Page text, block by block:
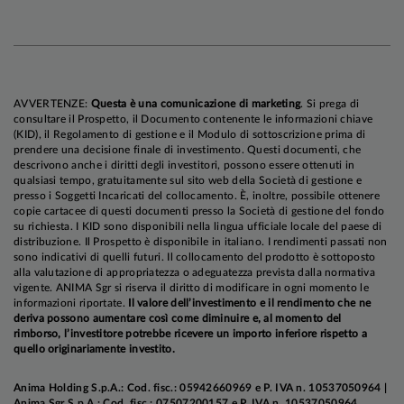
contrappone infatti il consolidamento del
mentre l'instabilità geopolitica in Medio Oriente
presenta rischi su entrambi i lati del mandato.
Successivamente, restiamo convinti che la Fed
taglierà i tassi tre volte entro fine anno, con rischi
orientati verso un allentamento più limitato,
poiché a nostro avviso i progressi sul fronte della
disinflazione saranno più importanti di quanto
atteso dalla maggioranza degli esponenti del
Consiglio. Con riferimento alla BCE, riteniamo
che l'Istituto di Francoforte lascerà i tassi
invariati nella riunione di aprile e confermiamo
l'aspettativa di un taglio a cavallo tra il quarto
riteniamo infatti che i rischi al ribasso per la
AVVERTENZE: Questa è una comunicazione di marketing. Si prega di
consultare il Prospetto, il Documento contenente le informazioni chiave
(KID), il Regolamento di gestione e il Modulo di sottoscrizione prima di
prendere una decisione finale di investimento. Questi documenti, che
descrivono anche i diritti degli investitori, possono essere ottenuti in
qualsiasi tempo, gratuitamente sul sito web della Società di gestione e
presso i Soggetti Incaricati del collocamento. È, inoltre, possibile ottenere
copie cartacee di questi documenti presso la Società di gestione del fondo
su richiesta. I KID sono disponibili nella lingua ufficiale locale del paese di
distribuzione. Il Prospetto è disponibile in italiano. I rendimenti passati non
sono indicativi di quelli futuri. Il collocamento del prodotto è sottoposto
alla valutazione di appropriatezza o adeguatezza prevista dalla normativa
vigente. ANIMA Sgr si riserva il diritto di modificare in ogni momento le
informazioni riportate.
Il valore dell’investimento e il rendimento che ne
deriva possono aumentare così come diminuire e, al momento del
rimborso, l’investitore potrebbe ricevere un importo inferiore rispetto a
quello originariamente investito.
Anima Holding S.p.A.: Cod. fisc.: 05942660969 e P. IVA n. 10537050964 |